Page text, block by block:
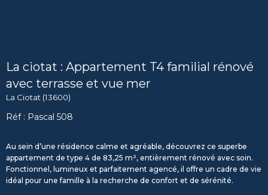
La ciotat : Appartement T4 familial rénové
avec terrasse et vue mer
La Ciotat (13600)
Réf : Pascal 508
Au sein d’une résidence calme et agréable, découvrez ce superbe
appartement de type 4 de 83,25 m², entièrement rénové avec soin.
Fonctionnel, lumineux et parfaitement agencé, il offre un cadre de vie
idéal pour une famille à la recherche de confort et de sérénité.